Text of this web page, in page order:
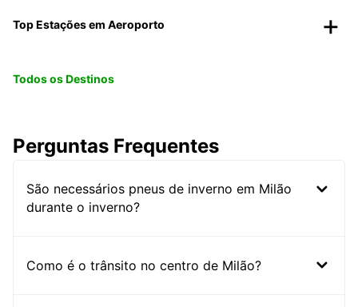
Top Estações em Aeroporto
Todos os Destinos
Perguntas Frequentes
São necessários pneus de inverno em Milão
durante o inverno?
Como é o trânsito no centro de Milão?